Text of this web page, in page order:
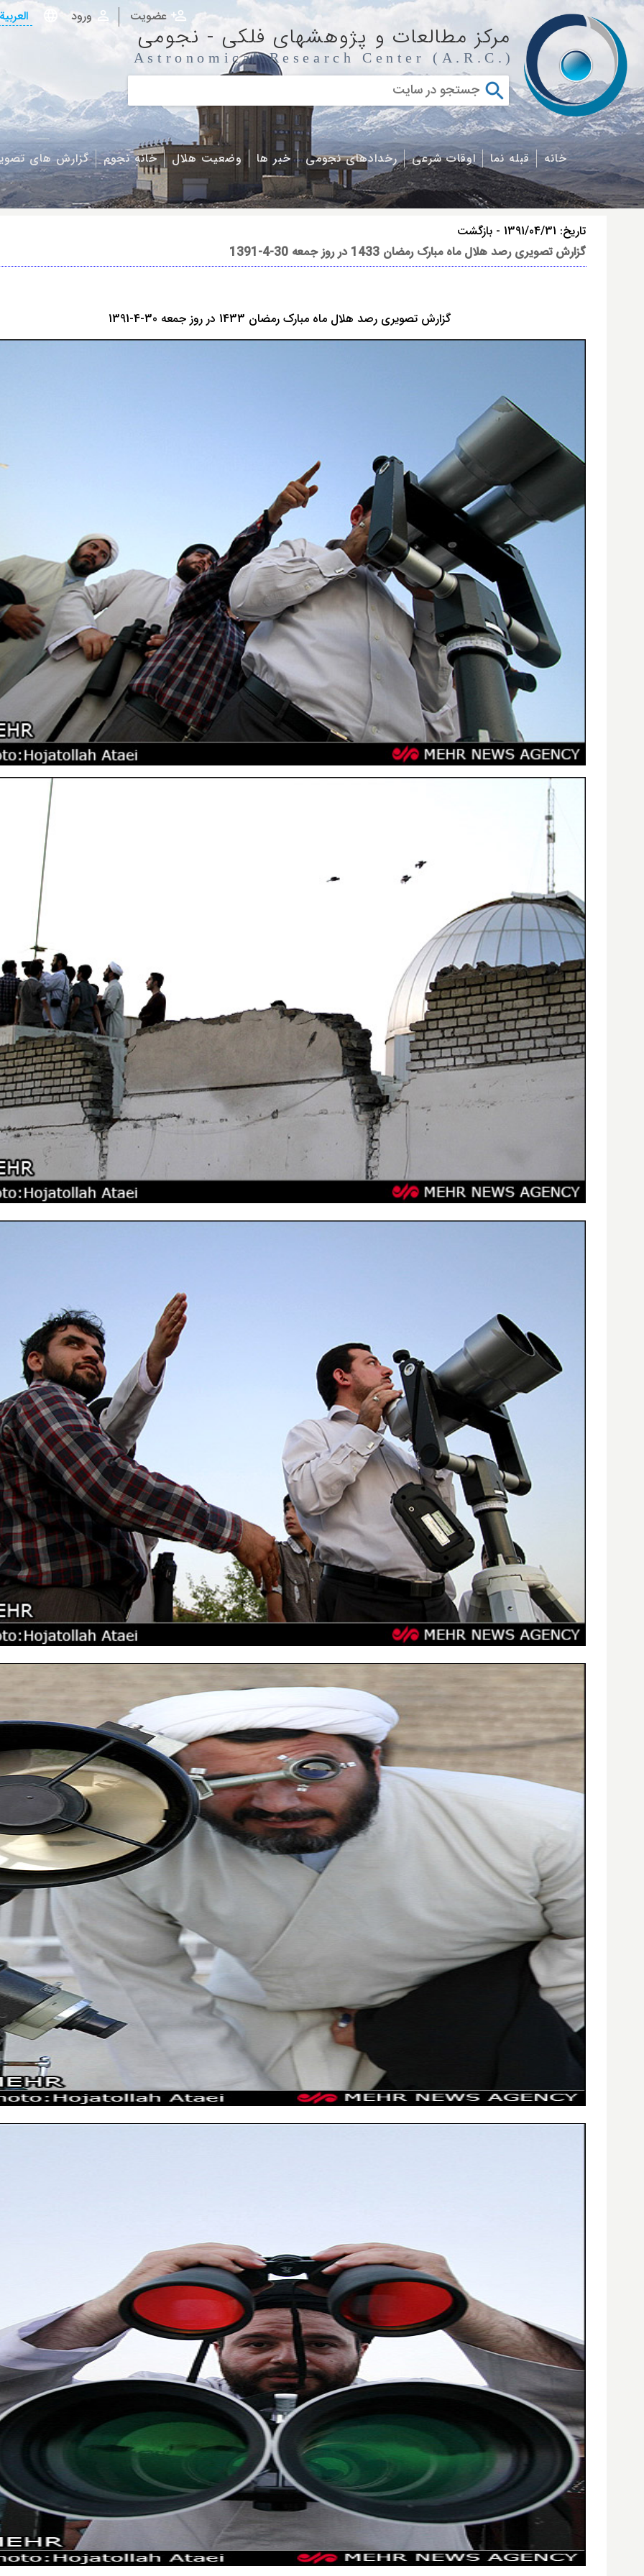
العربیة ورود عضویت
مرکز مطالعات و پژوهشهای فلکی - نجومی
Astronomical Research Center (A.R.C.)
خانه قبله نما اوقات شرعی رخدادهای نجومی خبر ها وضعیت هلال خانه نجوم گزارش های
تاریخ: 1391/04/31
- بازگشت
گزارش تصویری رصد هلال ماه مبارک رمضان 1433 در روز جمعه 30-4-1391
گزارش تصویری رصد هلال ماه مبارک رمضان 1433 در روز جمعه 30-4-1391